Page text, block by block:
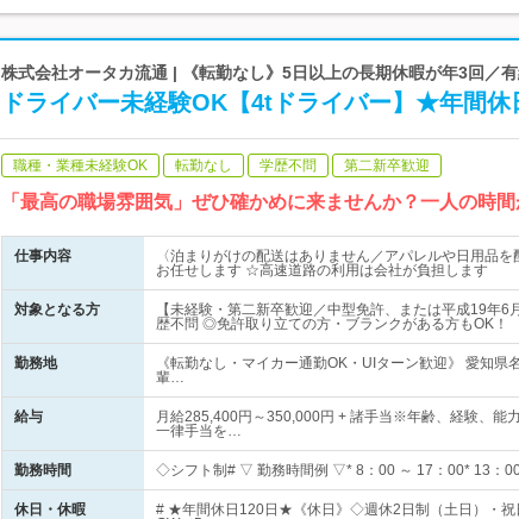
株式会社オータカ流通 | 《転勤なし》5日以上の長期休暇が年3回／
ドライバー未経験OK【4tドライバー】★年間休
職種・業種未経験OK 転勤なし 学歴不問 第二新卒歓迎
「最高の職場雰囲気」ぜひ確かめに来ませんか？一人の時
仕事内容
〈泊まりがけの配送はありません／アパレルや日用品
お任せします ☆高速道路の利用は会社が負担します
対象となる方
【未経験・第二新卒歓迎／中型免許、または平成19年
歴不問 ◎免許取り立ての方・ブランクがある方もOK！
勤務地
《転勤なし・マイカー通勤OK・UIターン歓迎》 愛知
輩…
給与
月給285,400円～350,000円 + 諸手当※年齢、経験、能
一律手当を…
勤務時間 ◇シフト制# ▽ 勤務時間例 ▽* 8：00 ～ 17：00* 13：
休日・休暇
# ★年間休日120日★《休日》◇週休2日制（土日）・